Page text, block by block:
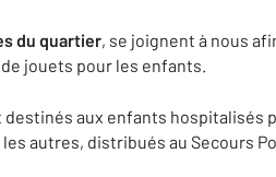
du quartier, se joignent à nous
jouets pour les enfants.
destinés aux enfants hospitalisés
autres, distribués au Secours